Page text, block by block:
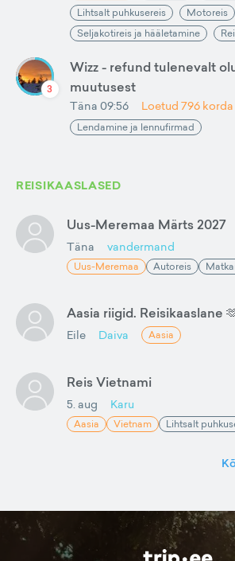
Lihtsalt puhkusereis
Motoreis
Seljakotireis ja hääletamine
3
Wizz - refund tulenevalt
muutusest
Täna 09:56 Loetud 796 korda
Lendamine ja lennufirmad
REISIKAASLASED
Uus-Meremaa Märts 2027
Täna vandermand
Uus-Meremaa Autoreis
Aasia riigid. Reisikaaslane
Eile Daiva Aasia
Reis Vietnami
5. aug Karu
Aasia Vietnam Lihtsalt